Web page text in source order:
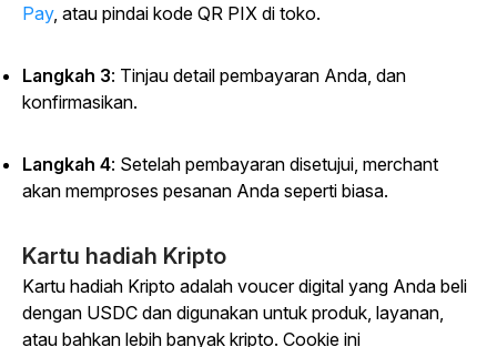
Pay, atau pindai kode QR PIX di toko.
Langkah 3: Tinjau detail pembayaran Anda, dan
konfirmasikan.
Langkah 4: Setelah pembayaran disetujui, merchant
akan memproses pesanan Anda seperti biasa.
Kartu hadiah Kripto
Kartu hadiah Kripto adalah voucer digital yang Anda beli
dengan USDC dan digunakan untuk produk, layanan,
atau bahkan lebih banyak kripto. Cookie ini